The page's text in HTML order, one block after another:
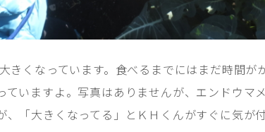
きくなっています。食べるまでにはまだ時間が
ていますよ。写真はありませんが、エンドウマ
「大きくなってる」とＫＨくんがすぐに気が付